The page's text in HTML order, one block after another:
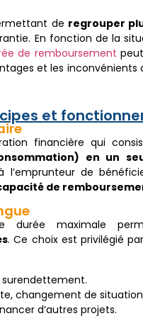
de regrouper
En fonction de la
de remboursement
et les inconvénients
et
financière qui
en un
de
de
durée maximale
. Ce choix est privilégié
changement de
d’autres projets.